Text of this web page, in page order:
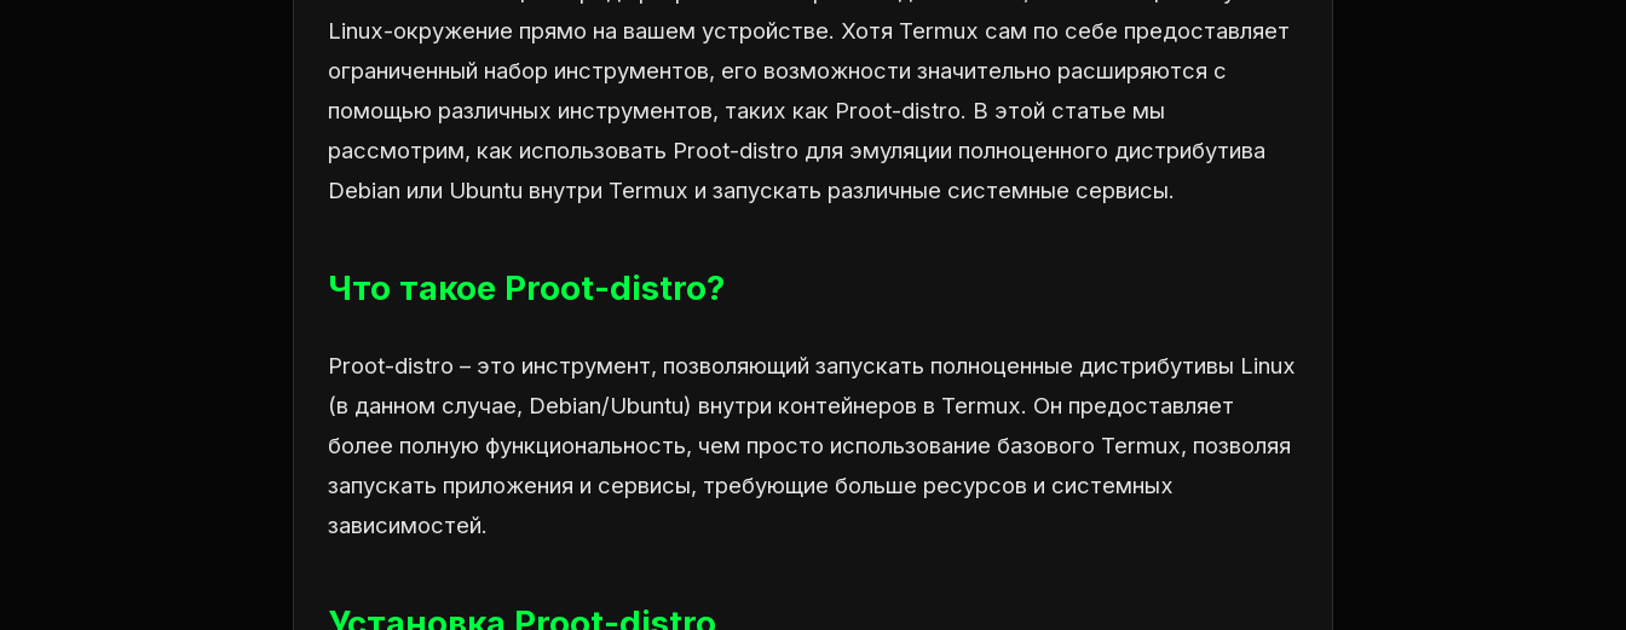
Linux-окружение прямо на вашем устройстве. Хотя Termux сам по себе предоставляет
ограниченный набор инструментов, его возможности значительно расширяются с
помощью различных инструментов, таких как Proot-distro. В этой статье мы
рассмотрим, как использовать Proot-distro для эмуляции полноценного дистрибутива
Debian или Ubuntu внутри Termux и запускать различные системные сервисы.
Что такое Proot-distro?
Proot-distro – это инструмент, позволяющий запускать полноценные дистрибутивы Linux
(в данном случае, Debian/Ubuntu) внутри контейнеров в Termux. Он предоставляет
более полную функциональность, чем просто использование базового Termux, позволяя
запускать приложения и сервисы, требующие больше ресурсов и системных
зависимостей.